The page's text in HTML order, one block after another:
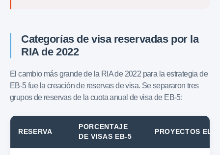
Categorías de visa reservadas por la
RIA de 2022
El cambio más grande de la RIA de 2022 para la estrategia de
EB-5 fue la creación de reservas de visa. Se separaron tres
grupos de reservas de la cuota anual de visa de EB-5:
RESERVA
PORCENTAJE
DE VISAS EB-5
PROYECTOS